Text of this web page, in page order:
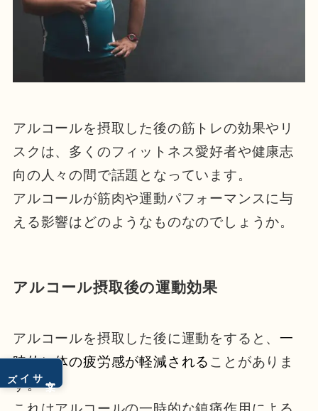
サイズ
アルコールを摂取した後の筋トレの効果やリ
スクは、多くのフィットネス愛好者や健康志
向の人々の間で話題となっています。
アルコールが筋肉や運動パフォーマンスに与
える影響はどのようなものなのでしょうか。
アルコール摂取後の運動効果
アルコールを摂取した後に運動をすると、一
時的に体の疲労感が軽減される ことがありま
す。